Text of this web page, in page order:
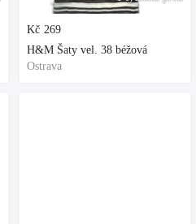
Kč 269
H&M Šaty vel. 38 béžová
Ostrava